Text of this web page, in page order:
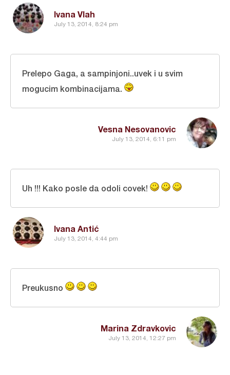
Ivana Vlah
July 13, 2014, 8:24 pm
Vesna Nesovanovic
July 13, 2014, 6:11 pm
Prelepo Gaga, a sampinjoni..uvek i u svim
mogucim kombinacijama.
Ivana Antić
July 13, 2014, 4:44 pm
Uh !!! Kako posle da odoli covek!
Marina Zdravkovic
July 13, 2014, 12:27 pm
Preukusno